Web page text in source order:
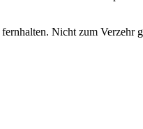
Nicht zum Verzehr